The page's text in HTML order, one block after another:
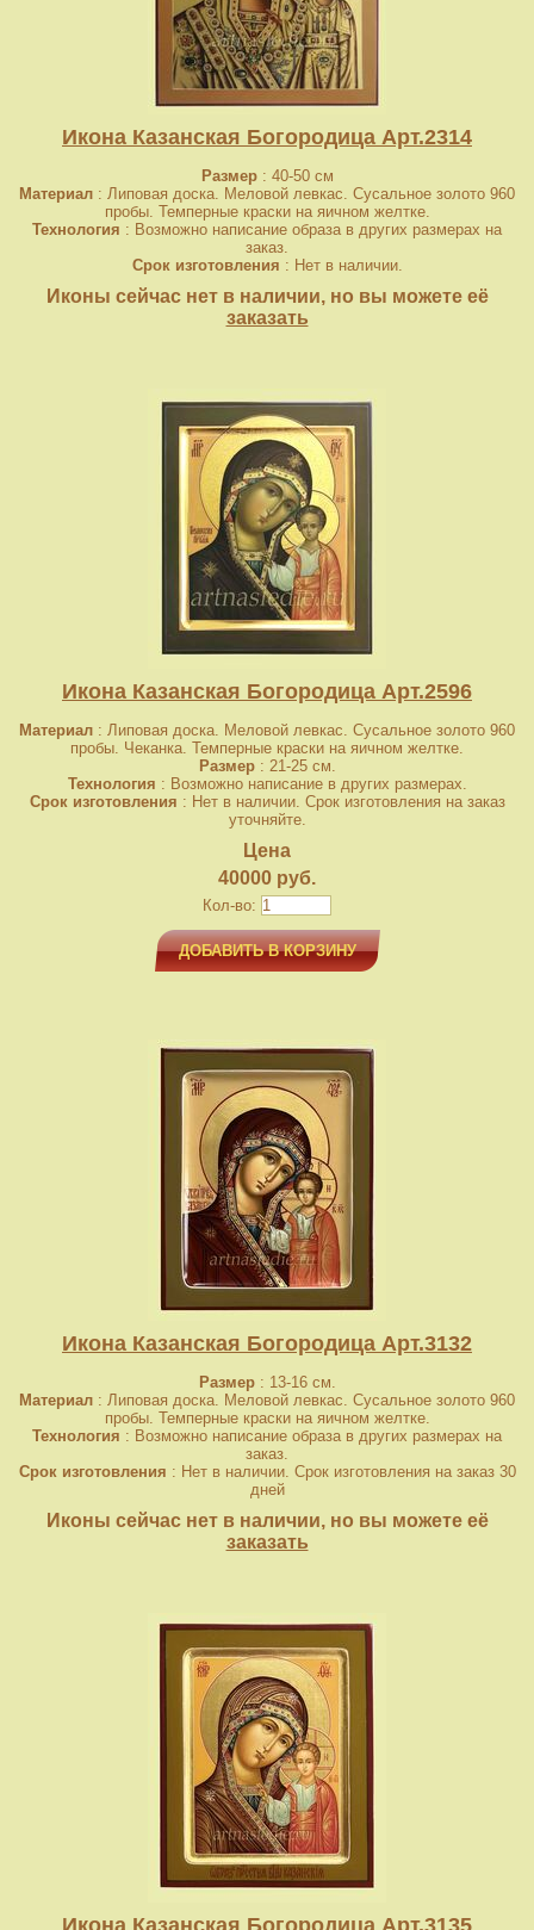
Икона Казанская Богородица Арт.2314
Размер: 40-50 см
Материал : Липовая доска. Меловой левкас. Сусальное золото 960
пробы. Темперные краски на яичном желтке.
Технология : Возможно написание образа в других размерах на
заказ.
Срок изготовления : Нет в наличии.
Иконы сейчас нет в наличии, но вы можете её
заказать
Икона Казанская Богородица Арт.2596
Материал : Липовая доска. Меловой левкас. Сусальное золото 960
пробы. Чеканка. Темперные краски на яичном желтке.
Размер: 21-25 см.
Технология : Возможно написание в других размерах.
Срок изготовления : Нет в наличии. Срок изготовления на заказ
уточняйте.
Цена
40000 руб.
Кол-во:
ДОБАВИТЬ В КОРЗИНУ
Икона Казанская Богородица Арт.3132
Размер: 13-16 см.
Материал : Липовая доска. Меловой левкас. Сусальное золото 960
пробы. Темперные краски на яичном желтке.
Технология : Возможно написание образа в других размерах на
заказ.
Срок изготовления : Нет в наличии. Срок изготовления на заказ 30
дней
Иконы сейчас нет в наличии, но вы можете её
заказать